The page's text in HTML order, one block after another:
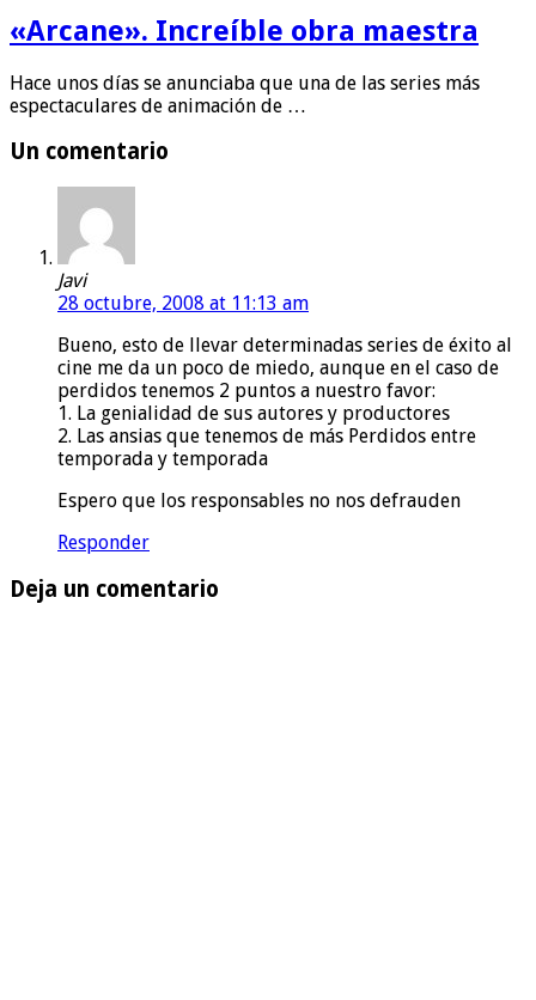
«Arcane». Increíble obra maestra
Hace unos días se anunciaba que una de las series más
espectaculares de animación de …
Un comentario
Javi
28 octubre, 2008 at 11:13 am
Bueno, esto de llevar determinadas series de éxito al
cine me da un poco de miedo, aunque en el caso de
perdidos tenemos 2 puntos a nuestro favor:
1. La genialidad de sus autores y productores
2. Las ansias que tenemos de más Perdidos entre
temporada y temporada
Espero que los responsables no nos defrauden
Responder
Deja un comentario